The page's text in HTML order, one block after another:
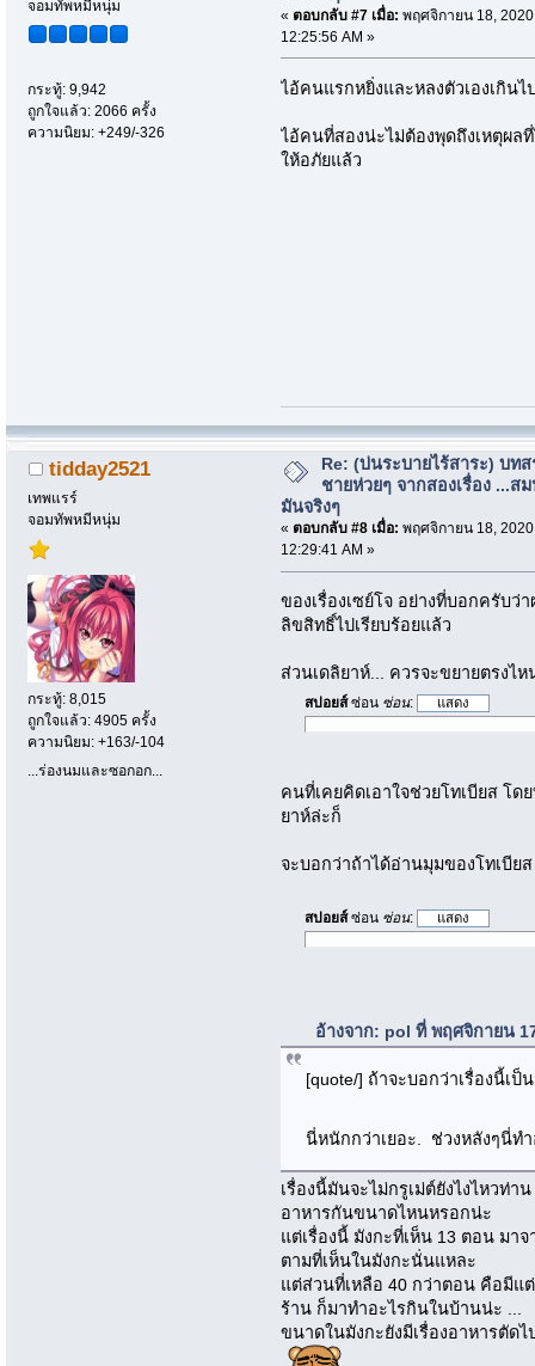
จอมทัพหมีหนุ่ม
กระทู้: 9,942
ถูกใจแล้ว: 2066 ครั้ง
ความนิยม: +249/-326
« ตอบกลับ #7 เมื่อ: พฤศจิกายน 18,
12:25:56 AM »
ไอ้คนแรกหยิ่งและหลงตัวเองเกิน
ไอ้คนที่สองน่ะไม่ต้องพุดถึงเหตุผล
ให้อภัยแล้ว
tidday2521
เทพแรร์
จอมทัพหมีหนุ่ม
กระทู้: 8,015
ถูกใจแล้ว: 4905 ครั้ง
ความนิยม: +163/-104
...ร่องนมและซอกอก...
Re: (บ่นระบายไร้สาระ) บท
ชายห่วยๆ จากสองเรื่อง ...ส
มันจริงๆ
« ตอบกลับ #8 เมื่อ: พฤศจิกายน 18,
12:29:41 AM »
ของเรื่องเซย์โจ อย่างที่บอกครับว่
ลิขสิทธิ์ไปเรียบร้อยแล้ว
ส่วนเดลิยาห์... ควรจะขยายตรงไห
สปอยส์ซ่อน ซ่อน:
คนที่เคยคิดเอาใจช่วยโทเบียส โ
ยาห์ล่ะก็
จะบอกว่าถ้าได้อ่านมุมของโทเบียส
สปอยส์ซ่อน ซ่อน:
อ้างจาก: pol ที่ พฤศจิกายน
[quote/] ถ้าจะบอกว่าเรื่องนี้เ
นี่หนักกว่าเยอะ. ช่วงหลังๆนี่ท
เรื่องนี้มันจะไม่กรูเม่ต์ยังไงไหวท่า
อาหารกันขนาดไหนหรอกน่ะ
แต่เรื่องนี้ มังกะที่เห็น 13 ตอน มา
ตามที่เห็นในมังกะนั่นแหละ
แต่ส่วนที่เหลือ 40 กว่าตอน คือมีแ
ร้าน ก็มาทำอะไรกินในบ้านน่ะ ...
ขนาดในมังกะยังมีเรื่องอาหารตัด